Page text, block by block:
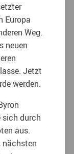
Europa
Weg.
neuen
Jetzt
werden.
sich durch
aus.
nächsten